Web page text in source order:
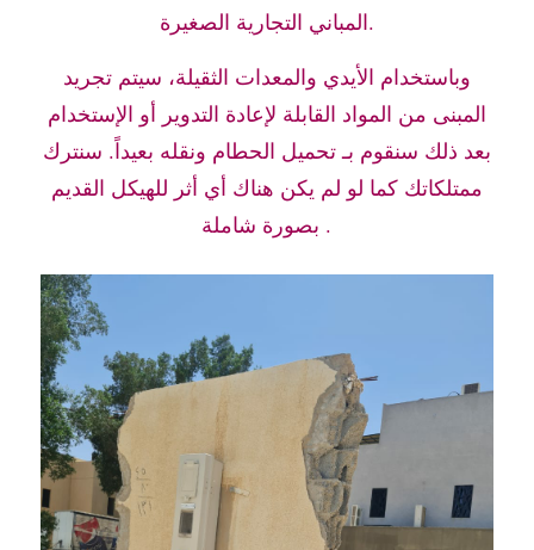
المباني التجارية الصغيرة.
وباستخدام الأيدي والمعدات الثقيلة، سيتم تجريد
المبنى من المواد القابلة لإعادة التدوير أو الإستخدام
بعد ذلك سنقوم بـ تحميل الحطام ونقله بعيداً. سنترك
ممتلكاتك كما لو لم يكن هناك أي أثر للهيكل القديم
بصورة شاملة .